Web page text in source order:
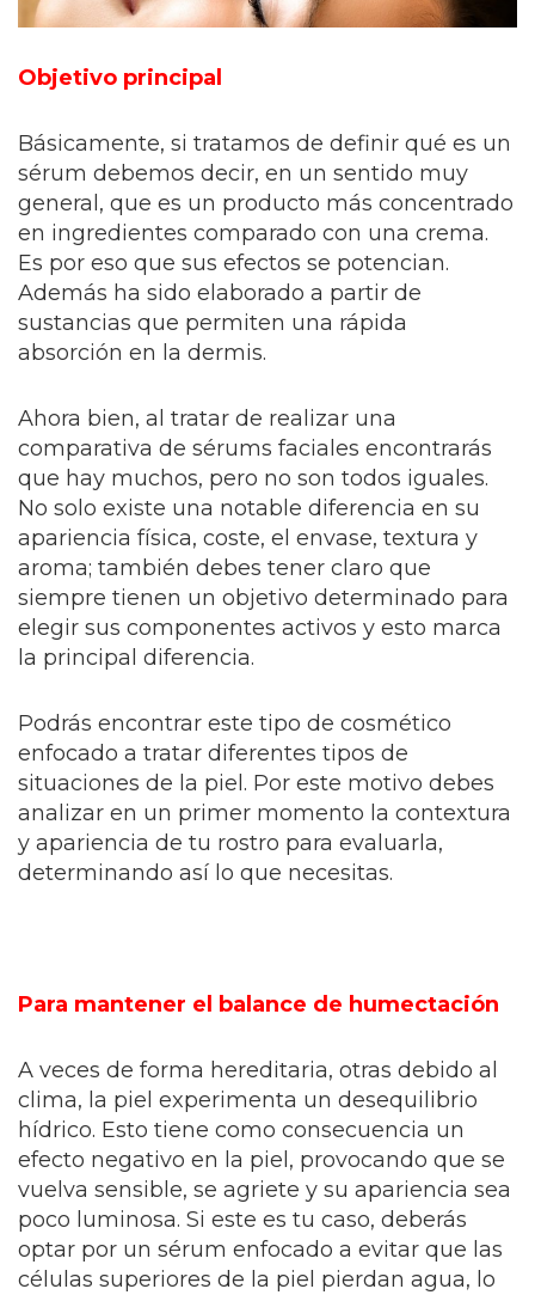
Objetivo principal
Básicamente, si tratamos de definir qué es un
sérum debemos decir, en un sentido muy
general, que es un producto más concentrado
en ingredientes comparado con una crema.
Es por eso que sus efectos se potencian.
Además ha sido elaborado a partir de
sustancias que permiten una rápida
absorción en la dermis.
Ahora bien, al tratar de realizar una
comparativa de sérums faciales encontrarás
que hay muchos, pero no son todos iguales.
No solo existe una notable diferencia en su
apariencia física, coste, el envase, textura y
aroma; también debes tener claro que
siempre tienen un objetivo determinado para
elegir sus componentes activos y esto marca
la principal diferencia.
Podrás encontrar este tipo de cosmético
enfocado a tratar diferentes tipos de
situaciones de la piel. Por este motivo debes
analizar en un primer momento la contextura
y apariencia de tu rostro para evaluarla,
determinando así lo que necesitas.
Para mantener el balance de humectación
A veces de forma hereditaria, otras debido al
clima, la piel experimenta un desequilibrio
hídrico. Esto tiene como consecuencia un
efecto negativo en la piel, provocando que se
vuelva sensible, se agriete y su apariencia sea
poco luminosa. Si este es tu caso, deberás
optar por un sérum enfocado a evitar que las
células superiores de la piel pierdan agua, lo